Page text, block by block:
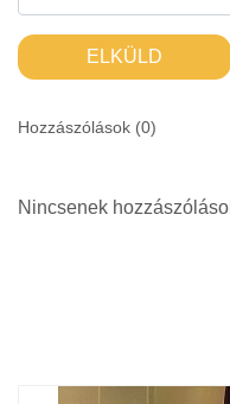
ELKÜLD
Hozzászólások (0)
Nincsenek